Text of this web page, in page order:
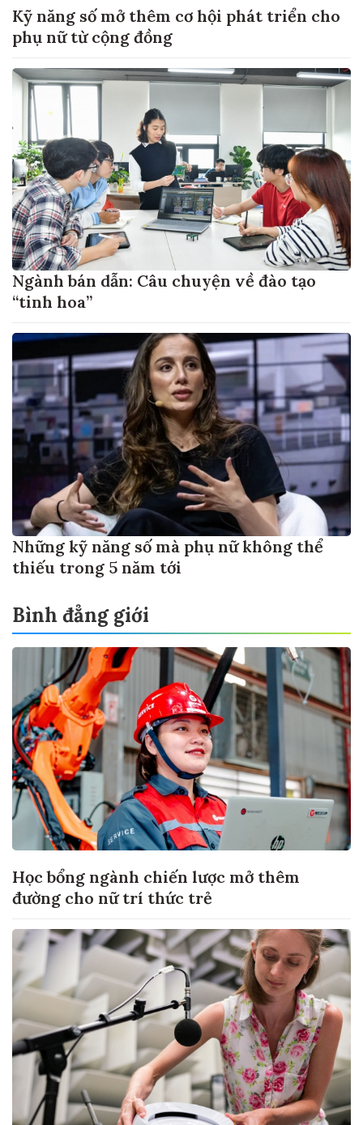
Kỹ năng số mở thêm cơ hội phát triển cho
phụ nữ từ cộng đồng
Ngành bán dẫn: Câu chuyện về đào tạo
“tinh hoa”
Những kỹ năng số mà phụ nữ không thể
thiếu trong 5 năm tới
Bình đẳng giới
Học bổng ngành chiến lược mở thêm
đường cho nữ trí thức trẻ